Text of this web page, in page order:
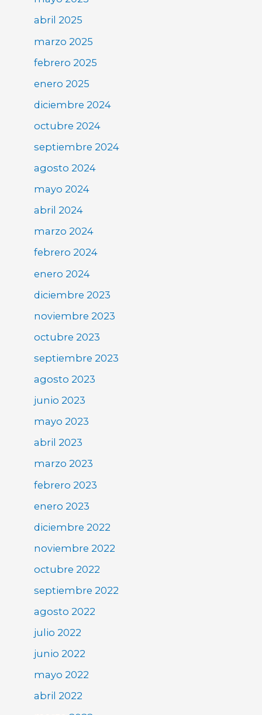
abril 2025
marzo 2025
febrero 2025
enero 2025
diciembre 2024
octubre 2024
septiembre 2024
agosto 2024
mayo 2024
abril 2024
marzo 2024
febrero 2024
enero 2024
diciembre 2023
noviembre 2023
octubre 2023
septiembre 2023
agosto 2023
junio 2023
mayo 2023
abril 2023
marzo 2023
febrero 2023
enero 2023
diciembre 2022
noviembre 2022
octubre 2022
septiembre 2022
agosto 2022
julio 2022
junio 2022
mayo 2022
abril 2022